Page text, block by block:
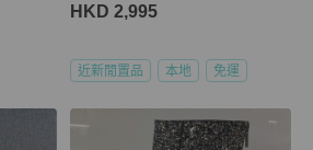
HKD 2,995
近新閒置品 本地 免運